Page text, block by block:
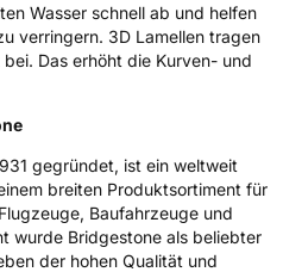
(GPSR)
EU NV/SA, Via del Fosso del
Wasser schnell ab und helfen
verringern. 3D Lamellen tragen
Das erhöht die Kurven- und
gegründet, ist ein weltweit
breiten Produktsortiment für
Baufahrzeuge und
wurde Bridgestone als beliebter
der hohen Qualität und